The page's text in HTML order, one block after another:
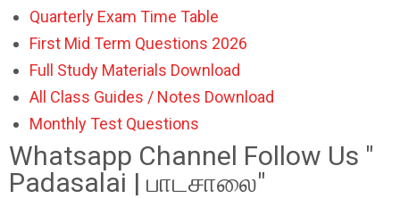
Quarterly Exam Time Table
First Mid Term Questions 2026
Full Study Materials Download
All Class Guides / Notes Download
Monthly Test Questions
Whatsapp Channel Follow Us "
Padasalai | பாடசாலை"